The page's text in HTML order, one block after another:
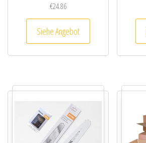
€24.86
Siehe Angebot